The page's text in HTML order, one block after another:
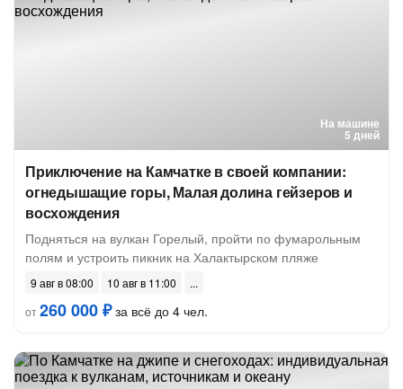
На машине
5 дней
Приключение на Камчатке в своей компании:
огнедышащие горы, Малая долина гейзеров и
восхождения
Подняться на вулкан Горелый, пройти по фумарольным
полям и устроить пикник на Халактырском пляже
9 авг в 08:00
10 авг в 11:00
от260 000 ₽за всё до 4 чел.